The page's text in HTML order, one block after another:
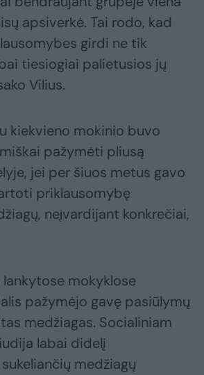
apsiverkė. Tai rodo, kad
girdi ne tik
tiesiogiai palietusios jų
Vilius.
kiekvieno mokinio buvo
pažymėti pliusą
jei per šiuos metus gavo
priklausomybę
neįvardijant konkrečiai,
mokyklose
pažymėjo gavę pasiūlymų
medžiagas. Socialiniam
labai didelį
medžiagų